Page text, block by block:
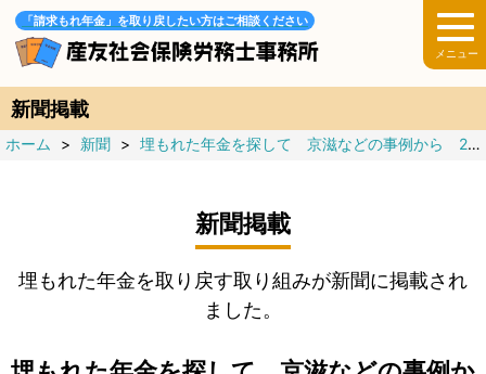
「請求もれ年金」を取り戻したい方はご相談ください
新聞掲載
ホーム > 新聞 > 埋もれた年金を探して 京滋などの事例から 2024 全6回
新聞掲載
埋もれた年金を取り戻す取り組みが新聞に掲載され
ました。